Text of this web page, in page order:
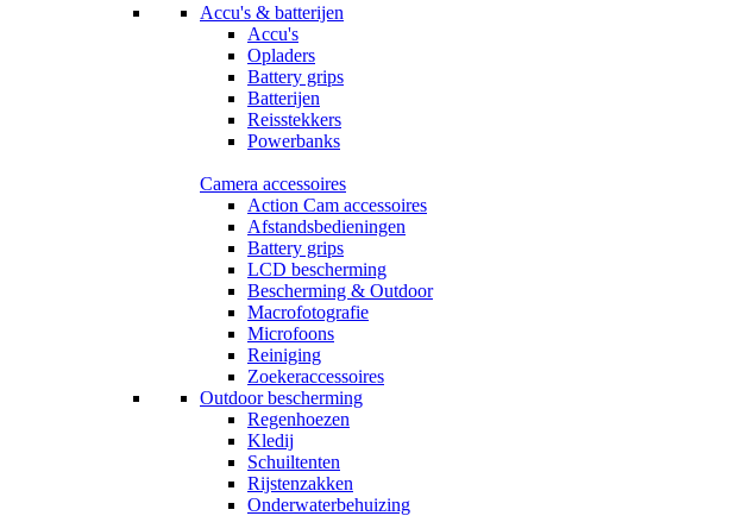
Accu's & batterijen
Accu's
Opladers
Battery grips
Batterijen
Reisstekkers
Powerbanks
Camera accessoires
Action Cam accessoires
Afstandsbedieningen
Battery grips
LCD bescherming
Bescherming & Outdoor
Macrofotografie
Microfoons
Reiniging
Zoekeraccessoires
Outdoor bescherming
Regenhoezen
Kledij
Schuiltenten
Rijstenzakken
Onderwaterbehuizing